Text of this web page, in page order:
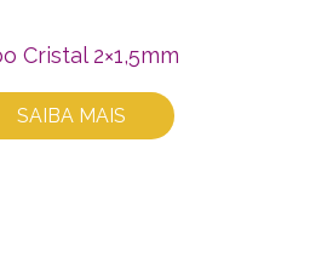
Cristal 2×1,5mm
SAIBA MAIS